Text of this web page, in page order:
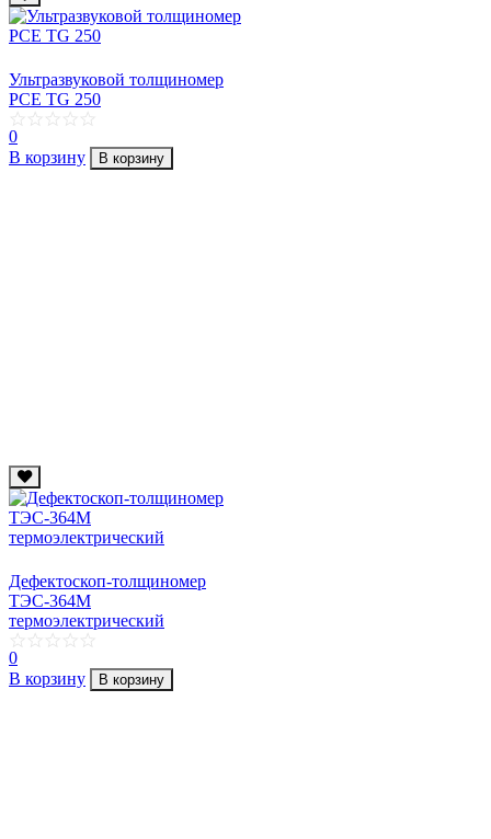
Ультразвуковой толщиномер
PCE TG 250
0
В корзину
В корзину
Дефектоскоп-толщиномер
ТЭС-364М
термоэлектрический
0
В корзину
В корзину